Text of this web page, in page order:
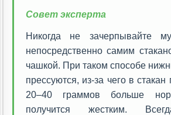
Совет эксперта
Никогда не зачерпывайте
непосредственно самим
чашкой. При таком способе
прессуются, из-за чего в
20–40 граммов больше
получится жестким.